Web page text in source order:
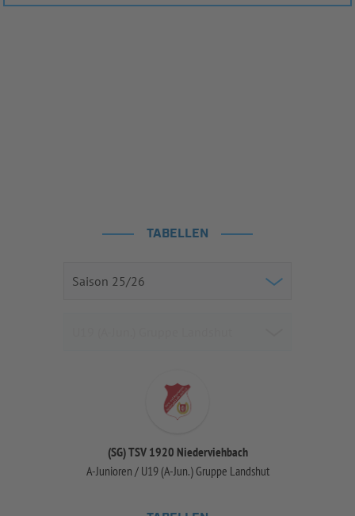
TABELLEN
(SG) TSV 1920 Niederviehbach
A-Junioren / U19 (A-Jun.) Gruppe Landshut